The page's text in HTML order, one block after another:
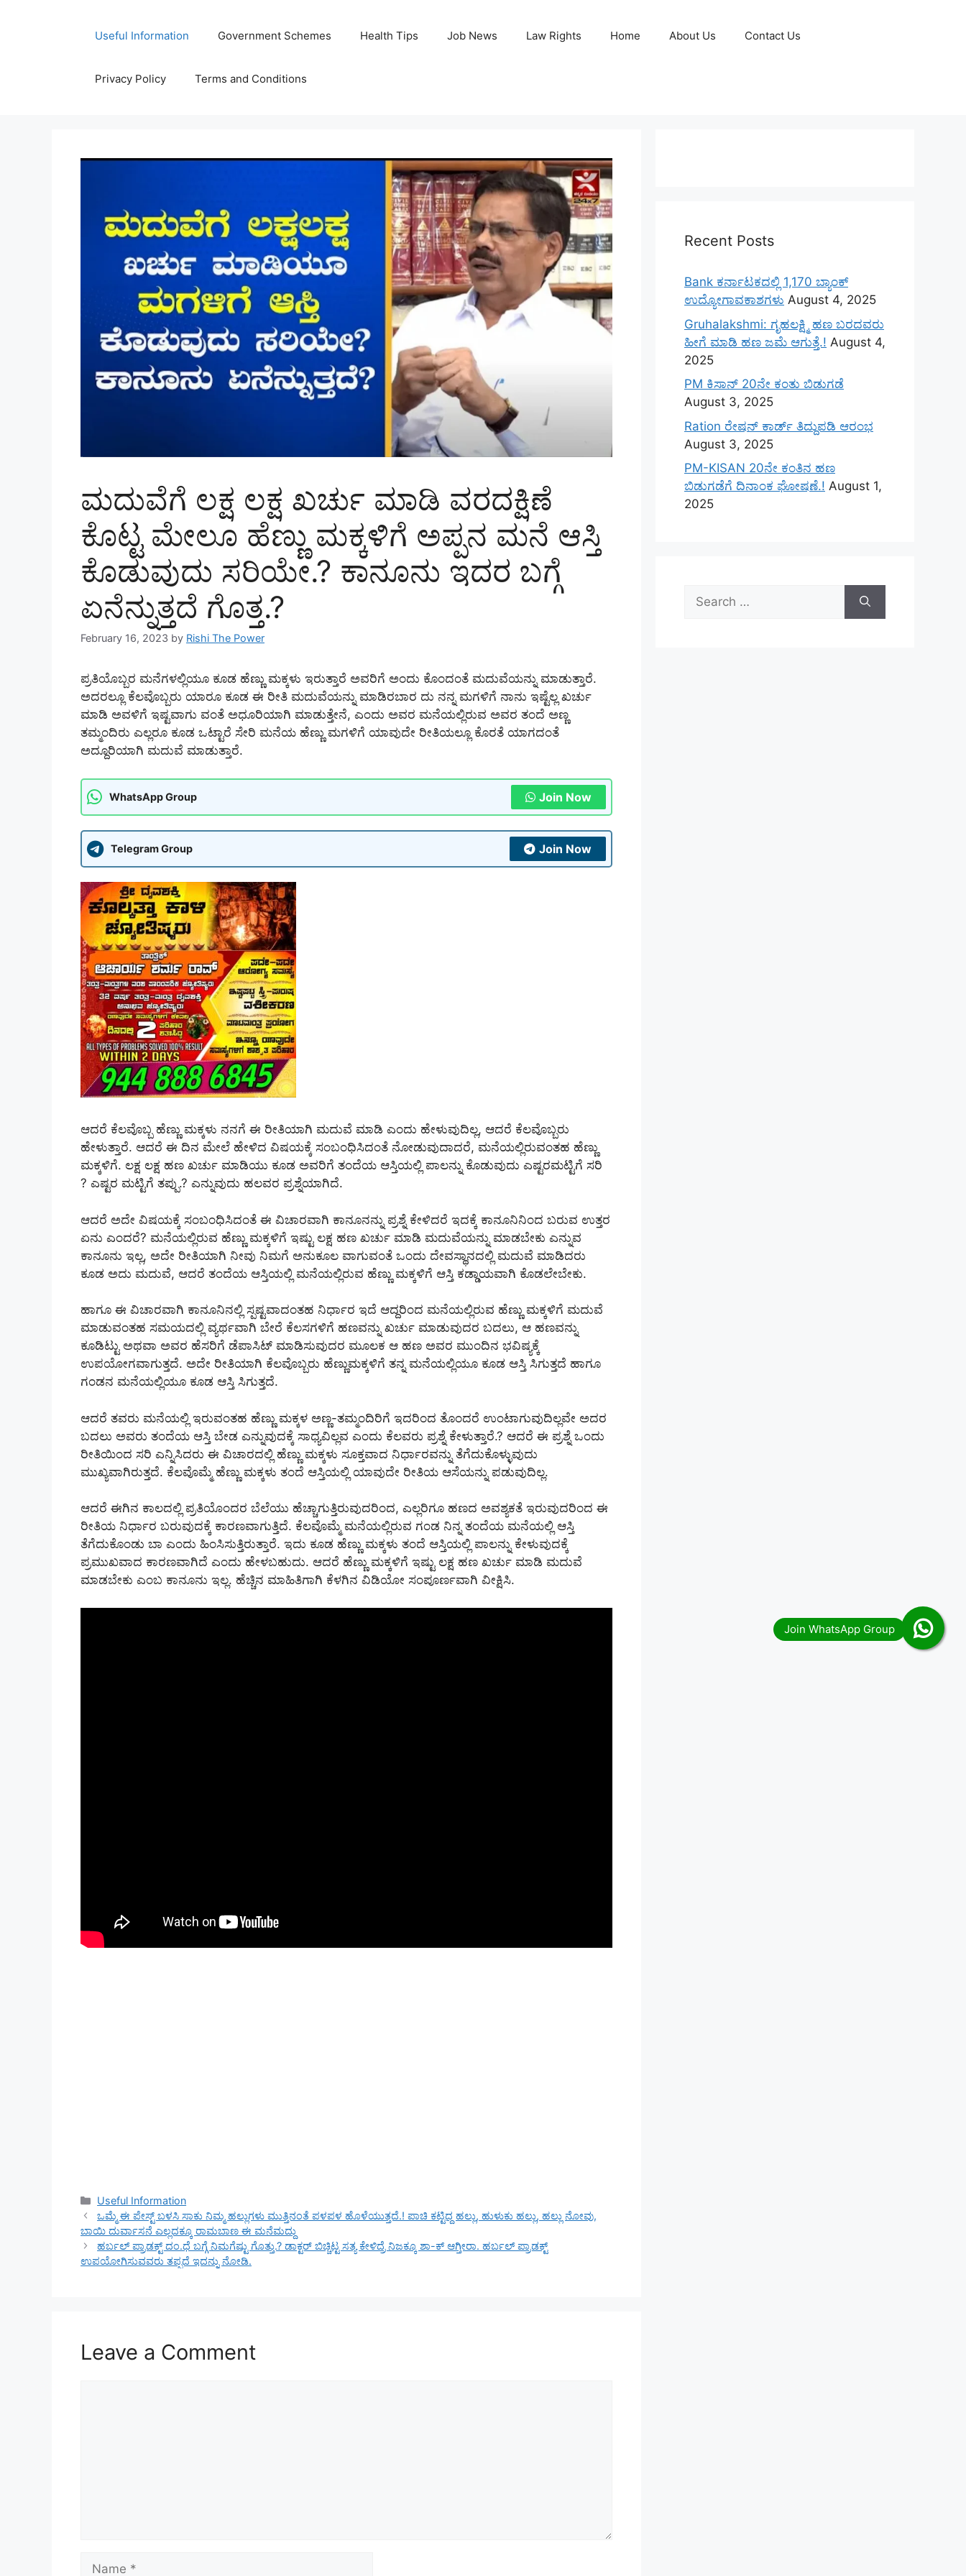
Useful Information Government Schemes Health Tips Job News Law Rights Home About Us Contact Us
Privacy Policy Terms and Conditions
ಮದುವೆಗೆ ಲಕ್ಷ ಲಕ್ಷ ಖರ್ಚು ಮಾಡಿ ವರದಕ್ಷಿಣೆ
ಕೊಟ್ಟ ಮೇಲೂ ಹೆಣ್ಣು ಮಕ್ಕಳಿಗೆ ಅಪ್ಪನ ಮನೆ ಆಸ್ತಿ
ಕೊಡುವುದು ಸರಿಯೇ.? ಕಾನೂನು ಇದರ ಬಗ್ಗೆ
ಏನೆನ್ನುತ್ತದೆ ಗೊತ್ತ.?
February 16, 2023 by Rishi The Power
ಪ್ರತಿಯೊಬ್ಬರ ಮನೆಗಳಲ್ಲಿಯೂ ಕೂಡ ಹೆಣ್ಣು ಮಕ್ಕಳು ಇರುತ್ತಾರೆ ಅವರಿಗೆ ಅಂದು ಕೊಂದಂತೆ ಮದುವೆಯನ್ನು ಮಾಡುತ್ತಾರೆ.
ಅದರಲ್ಲೂ ಕೆಲವೊಬ್ಬರು ಯಾರೂ ಕೂಡ ಈ ರೀತಿ ಮದುವೆಯನ್ನು ಮಾಡಿರಬಾರ ದು ನನ್ನ ಮಗಳಿಗೆ ನಾನು ಇಷ್ಟೆಲ್ಲ ಖರ್ಚು
ಮಾಡಿ ಅವಳಿಗೆ ಇಷ್ಟವಾಗು ವಂತೆ ಅಧೂರಿಯಾಗಿ ಮಾಡುತ್ತೇನೆ, ಎಂದು ಅವರ ಮನೆಯಲ್ಲಿರುವ ಅವರ ತಂದೆ ಅಣ್ಣ
ತಮ್ಮಂದಿರು ಎಲ್ಲರೂ ಕೂಡ ಒಟ್ಟಾರೆ ಸೇರಿ ಮನೆಯ ಹೆಣ್ಣು ಮಗಳಿಗೆ ಯಾವುದೇ ರೀತಿಯಲ್ಲೂ ಕೊರತೆ ಯಾಗದಂತೆ
ಅದ್ದೂರಿಯಾಗಿ ಮದುವೆ ಮಾಡುತ್ತಾರೆ.
WhatsApp Group Join Now
Telegram Group Join Now
ಆದರೆ ಕೆಲವೊಬ್ಬ ಹೆಣ್ಣು ಮಕ್ಕಳು ನನಗೆ ಈ ರೀತಿಯಾಗಿ ಮದುವೆ ಮಾಡಿ ಎಂದು ಹೇಳುವುದಿಲ್ಲ, ಆದರೆ ಕೆಲವೊಬ್ಬರು
ಹೇಳುತ್ತಾರೆ. ಆದರೆ ಈ ದಿನ ಮೇಲೆ ಹೇಳಿದ ವಿಷಯಕ್ಕೆ ಸಂಬಂಧಿಸಿದಂತೆ ನೋಡುವುದಾದರೆ, ಮನೆಯಲ್ಲಿರುವಂತಹ ಹೆಣ್ಣು
ಮಕ್ಕಳಿಗೆ. ಲಕ್ಷ ಲಕ್ಷ ಹಣ ಖರ್ಚು ಮಾಡಿಯು ಕೂಡ ಅವರಿಗೆ ತಂದೆಯ ಆಸ್ತಿಯಲ್ಲಿ ಪಾಲನ್ನು ಕೊಡುವುದು ಎಷ್ಟರಮಟ್ಟಿಗೆ ಸರಿ
? ಎಷ್ಟರ ಮಟ್ಟಿಗೆ ತಪ್ಪು.? ಎನ್ನುವುದು ಹಲವರ ಪ್ರಶ್ನೆಯಾಗಿದೆ.
ಆದರೆ ಅದೇ ವಿಷಯಕ್ಕೆ ಸಂಬಂಧಿಸಿದಂತೆ ಈ ವಿಚಾರವಾಗಿ ಕಾನೂನನ್ನು ಪ್ರಶ್ನೆ ಕೇಳಿದರೆ ಇದಕ್ಕೆ ಕಾನೂನಿನಿಂದ ಬರುವ ಉತ್ತರ
ಏನು ಎಂದರೆ? ಮನೆಯಲ್ಲಿರುವ ಹೆಣ್ಣು ಮಕ್ಕಳಿಗೆ ಇಷ್ಟು ಲಕ್ಷ ಹಣ ಖರ್ಚು ಮಾಡಿ ಮದುವೆಯನ್ನು ಮಾಡಬೇಕು ಎನ್ನುವ
ಕಾನೂನು ಇಲ್ಲ, ಅದೇ ರೀತಿಯಾಗಿ ನೀವು ನಿಮಗೆ ಅನುಕೂಲ ವಾಗುವಂತೆ ಒಂದು ದೇವಸ್ಥಾನದಲ್ಲಿ ಮದುವೆ ಮಾಡಿದರು
ಕೂಡ ಅದು ಮದುವೆ, ಆದರೆ ತಂದೆಯ ಆಸ್ತಿಯಲ್ಲಿ ಮನೆಯಲ್ಲಿರುವ ಹೆಣ್ಣು ಮಕ್ಕಳಿಗೆ ಆಸ್ತಿ ಕಡ್ಡಾಯವಾಗಿ ಕೊಡಲೇಬೇಕು.
ಹಾಗೂ ಈ ವಿಚಾರವಾಗಿ ಕಾನೂನಿನಲ್ಲಿ ಸ್ಪಷ್ಟವಾದಂತಹ ನಿರ್ಧಾರ ಇದೆ ಆದ್ದರಿಂದ ಮನೆಯಲ್ಲಿರುವ ಹೆಣ್ಣು ಮಕ್ಕಳಿಗೆ ಮದುವೆ
ಮಾಡುವಂತಹ ಸಮಯದಲ್ಲಿ ವ್ಯರ್ಥವಾಗಿ ಬೇರೆ ಕೆಲಸಗಳಿಗೆ ಹಣವನ್ನು ಖರ್ಚು ಮಾಡುವುದರ ಬದಲು, ಆ ಹಣವನ್ನು
ಕೂಡಿಟ್ಟು ಅಥವಾ ಅವರ ಹೆಸರಿಗೆ ಡೆಪಾಸಿಟ್ ಮಾಡಿಸುವುದರ ಮೂಲಕ ಆ ಹಣ ಅವರ ಮುಂದಿನ ಭವಿಷ್ಯಕ್ಕೆ
ಉಪಯೋಗವಾಗುತ್ತದೆ. ಅದೇ ರೀತಿಯಾಗಿ ಕೆಲವೊಬ್ಬರು ಹೆಣ್ಣುಮಕ್ಕಳಿಗೆ ತನ್ನ ಮನೆಯಲ್ಲಿಯೂ ಕೂಡ ಆಸ್ತಿ ಸಿಗುತ್ತದೆ ಹಾಗೂ
ಗಂಡನ ಮನೆಯಲ್ಲಿಯೂ ಕೂಡ ಆಸ್ತಿ ಸಿಗುತ್ತದೆ.
ಆದರೆ ತವರು ಮನೆಯಲ್ಲಿ ಇರುವಂತಹ ಹೆಣ್ಣು ಮಕ್ಕಳ ಅಣ್ಣ-ತಮ್ಮಂದಿರಿಗೆ ಇದರಿಂದ ತೊಂದರೆ ಉಂಟಾಗುವುದಿಲ್ಲವೇ ಅದರ
ಬದಲು ಅವರು ತಂದೆಯ ಆಸ್ತಿ ಬೇಡ ಎನ್ನುವುದಕ್ಕೆ ಸಾಧ್ಯವಿಲ್ಲವ ಎಂದು ಕೆಲವರು ಪ್ರಶ್ನೆ ಕೇಳುತ್ತಾರೆ.? ಆದರೆ ಈ ಪ್ರಶ್ನೆ ಒಂದು
ರೀತಿಯಿಂದ ಸರಿ ಎನ್ನಿಸಿದರು ಈ ವಿಚಾರದಲ್ಲಿ ಹೆಣ್ಣು ಮಕ್ಕಳು ಸೂಕ್ತವಾದ ನಿರ್ಧಾರವನ್ನು ತೆಗೆದುಕೊಳ್ಳುವುದು
ಮುಖ್ಯವಾಗಿರುತ್ತದೆ. ಕೆಲವೊಮ್ಮೆ ಹೆಣ್ಣು ಮಕ್ಕಳು ತಂದೆ ಆಸ್ತಿಯಲ್ಲಿ ಯಾವುದೇ ರೀತಿಯ ಆಸೆಯನ್ನು ಪಡುವುದಿಲ್ಲ.
ಆದರೆ ಈಗಿನ ಕಾಲದಲ್ಲಿ ಪ್ರತಿಯೊಂದರ ಬೆಲೆಯು ಹೆಚ್ಚಾಗುತ್ತಿರುವುದರಿಂದ, ಎಲ್ಲರಿಗೂ ಹಣದ ಅವಶ್ಯಕತೆ ಇರುವುದರಿಂದ ಈ
ರೀತಿಯ ನಿರ್ಧಾರ ಬರುವುದಕ್ಕೆ ಕಾರಣವಾಗುತ್ತಿದೆ. ಕೆಲವೊಮ್ಮೆ ಮನೆಯಲ್ಲಿರುವ ಗಂಡ ನಿನ್ನ ತಂದೆಯ ಮನೆಯಲ್ಲಿ ಆಸ್ತಿ
ತೆಗೆದುಕೊಂಡು ಬಾ ಎಂದು ಹಿಂಸಿಸುತ್ತಿರುತ್ತಾರೆ. ಇದು ಕೂಡ ಹೆಣ್ಣು ಮಕ್ಕಳು ತಂದೆ ಆಸ್ತಿಯಲ್ಲಿ ಪಾಲನ್ನು ಕೇಳುವುದಕ್ಕೆ
ಪ್ರಮುಖವಾದ ಕಾರಣವಾಗಿದೆ ಎಂದು ಹೇಳಬಹುದು. ಆದರೆ ಹೆಣ್ಣು ಮಕ್ಕಳಿಗೆ ಇಷ್ಟು ಲಕ್ಷ ಹಣ ಖರ್ಚು ಮಾಡಿ ಮದುವೆ
ಮಾಡಬೇಕು ಎಂಬ ಕಾನೂನು ಇಲ್ಲ. ಹೆಚ್ಚಿನ ಮಾಹಿತಿಗಾಗಿ ಕೆಳಗಿನ ವಿಡಿಯೋ ಸಂಪೂರ್ಣವಾಗಿ ವೀಕ್ಷಿಸಿ.
Categories
Useful Information
ಒಮ್ಮೆ ಈ ಪೇಸ್ಟ್ ಬಳಸಿ ಸಾಕು ನಿಮ್ಮ ಹಲ್ಲುಗಳು ಮುತ್ತಿನಂತೆ ಪಳಪಳ ಹೊಳೆಯುತ್ತದೆ.! ಪಾಚಿ ಕಟ್ಟಿದ್ದ ಹಲ್ಲು, ಹುಳುಕು ಹಲ್ಲು, ಹಲ್ಲು ನೋವು,
ಬಾಯಿ ದುರ್ವಾಸನೆ ಎಲ್ಲದಕ್ಕೂ ರಾಮಬಾಣ ಈ ಮನೆಮದ್ದು
ಹರ್ಬಲ್ ಪ್ರಾಡಕ್ಟ್ ದಂ.ಧೆ ಬಗ್ಗೆ ನಿಮಗೆಷ್ಟು ಗೊತ್ತು.? ಡಾಕ್ಟರ್ ಬಿಚ್ಚಿಟ್ಟ ಸತ್ಯ ಕೇಳಿದ್ರೆ ನಿಜಕ್ಕೂ ಶಾ-ಕ್ ಆಗ್ತೀರಾ. ಹರ್ಬಲ್ ಪ್ರಾಡಕ್ಟ್
ಉಪಯೋಗಿಸುವವರು ತಪ್ಪದೆ ಇದನ್ನು ನೋಡಿ.
Leave a Comment
Name
Recent Posts
Bank ಕರ್ನಾಟಕದಲ್ಲಿ 1,170 ಬ್ಯಾಂಕ್
ಉದ್ಯೋಗಾವಕಾಶಗಳು August 4, 2025
Gruhalakshmi: ಗೃಹಲಕ್ಷ್ಮಿ ಹಣ ಬರದವರು
ಹೀಗೆ ಮಾಡಿ ಹಣ ಜಮೆ‌ ಆಗುತ್ತೆ.! August 4,
2025
PM ಕಿಸಾನ್ 20ನೇ ಕಂತು ಬಿಡುಗಡೆ
August 3, 2025
Ration ರೇಷನ್ ಕಾರ್ಡ್ ತಿದ್ದುಪಡಿ ಆರಂಭ
August 3, 2025
PM-KISAN 20ನೇ ಕಂತಿನ ಹಣ
ಬಿಡುಗಡೆಗೆ ದಿನಾಂಕ ಘೋಷಣೆ.! August 1,
2025
Search
for: